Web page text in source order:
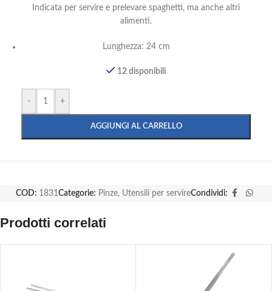
Indicata per servire e prelevare spaghetti, ma anche altri
alimenti.
Lunghezza: 24 cm
12 disponibili
- +
AGGIUNGI AL CARRELLO
COD: 1831Categorie: Pinze, Utensili per servireCondividi:
Prodotti correlati